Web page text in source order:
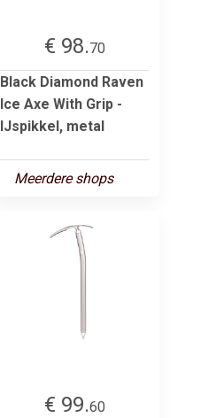
€ 98.70
Black Diamond Raven
Ice Axe With Grip -
IJspikkel, metal
Meerdere shops
€ 99.60